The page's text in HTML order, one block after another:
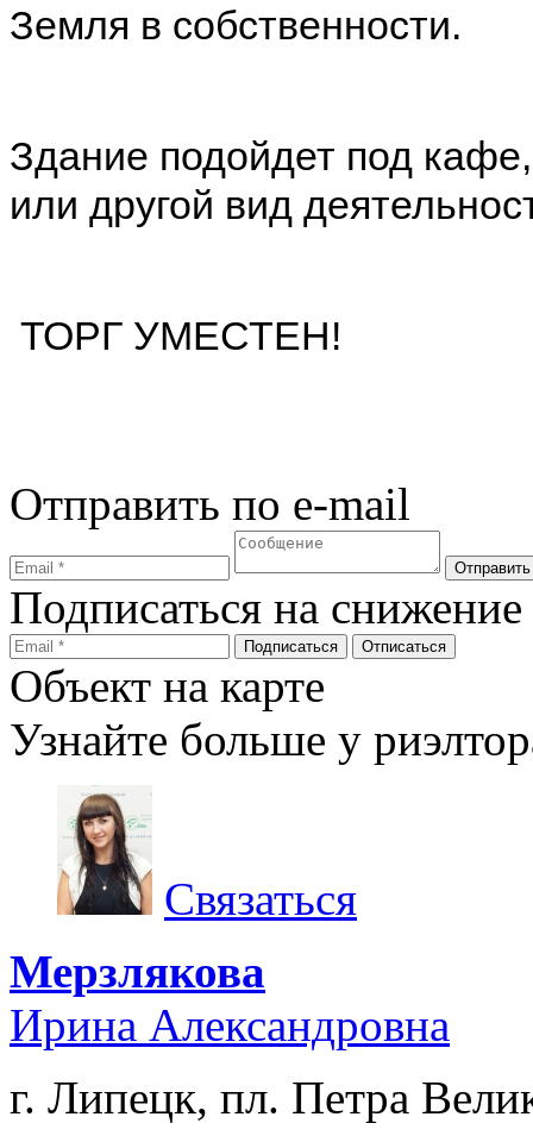
Земля в собственности.
Здание подойдет под
или другой вид
ТОРГ УМЕСТЕН!
Отправить по e-mail
Подписаться на
Объект на карте
Узнайте больше у
Связаться
Мерзлякова
Ирина Александровна
г. Липецк, пл. Петра